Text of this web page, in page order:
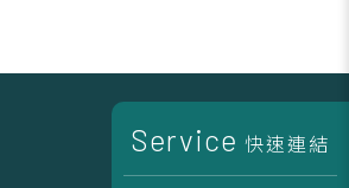
Service 快速連結